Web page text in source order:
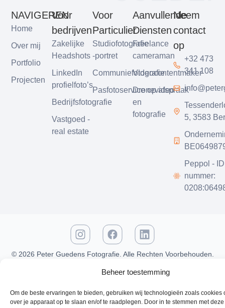
Beheer toestemming
Om de beste ervaringen te bieden, gebruiken wij technologieën zoals cookies
over je apparaat op te slaan en/of te raadplegen. Door in te stemmen met deze
NAVIGEREN
Home
Over mij
Portfolio
Projecten
Voor
bedrijven
Zakelijke
Headshots
LinkedIn
profielfoto’s
Bedrijfsfotografie
Vastgoed -
real estate
Voor
Particulier
Studiofotografie
-portret
Communiefotografie
Pasfotoservice op afspraak
Aanvullende
Diensten
Freelance
cameraman
Videocontentmaker
Dronevideo
en
fotografie
Neem
contact
op
+32 473
341 108
5, 3583
Peppol -
nummer:
© 2026 Peter Guedens Fotografie. Alle Rechten Voorbehouden.